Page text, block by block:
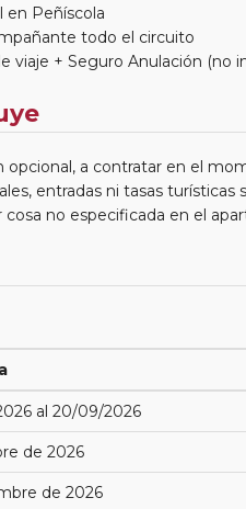
en Peñíscola
todo el circuito
viaje + Seguro Anulación (no
opcional, a contratar en el
entradas ni tasas turísticas
cosa no especificada en el
al 20/09/2026
de 2026
de 2026